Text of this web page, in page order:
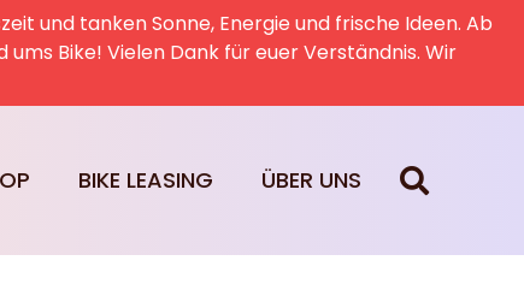
und tanken Sonne, Energie und frische Ideen. Ab
Bike! Vielen Dank für euer Verständnis. Wir
BIKE LEASING ÜBER UNS